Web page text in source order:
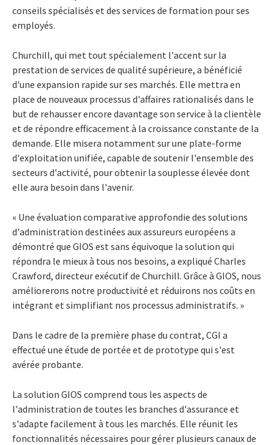
conseils spécialisés et des services de formation pour ses
employés.
Churchill, qui met tout spécialement l'accent sur la
prestation de services de qualité supérieure, a bénéficié
d'une expansion rapide sur ses marchés. Elle mettra en
place de nouveaux processus d'affaires rationalisés dans le
but de rehausser encore davantage son service à la clientèle
et de répondre efficacement à la croissance constante de la
demande. Elle misera notamment sur une plate-forme
d'exploitation unifiée, capable de soutenir l'ensemble des
secteurs d'activité, pour obtenir la souplesse élevée dont
elle aura besoin dans l'avenir.
« Une évaluation comparative approfondie des solutions
d'administration destinées aux assureurs européens a
démontré que GIOS est sans équivoque la solution qui
répondra le mieux à tous nos besoins, a expliqué Charles
Crawford, directeur exécutif de Churchill. Grâce à GIOS, nous
améliorerons notre productivité et réduirons nos coûts en
intégrant et simplifiant nos processus administratifs. »
Dans le cadre de la première phase du contrat, CGI a
effectué une étude de portée et de prototype qui s'est
avérée probante.
La solution GIOS comprend tous les aspects de
l'administration de toutes les branches d'assurance et
s'adapte facilement à tous les marchés. Elle réunit les
fonctionnalités nécessaires pour gérer plusieurs canaux de